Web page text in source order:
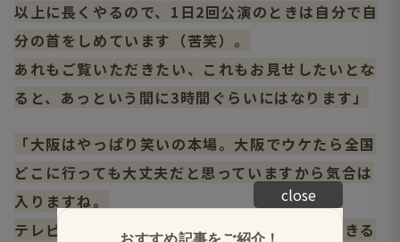
以上に長くやるので、1日2回公演のときは自分で自
分の首をしめています（苦笑）。
あれもご覧いただきたい、これもお見せしたいとな
ると、あっという間に3時間ぐらいにはなります」
「大阪はやっぱり笑いの本場。大阪でウケたら全国
どこに行っても大丈夫だと思っていますから気合は
入りますね。
テレビでやれるネタはやりません。テレビでできる
close